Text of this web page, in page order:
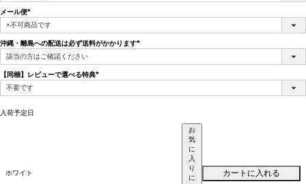
メール便
(必
須)
沖縄・離島への配送は必ず送料がかかります
【同梱】レビューで選べる特典
入荷予定日
ホワイト
お
気
に
入
り
に
カートに入れる